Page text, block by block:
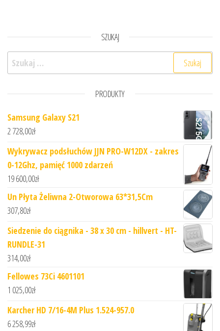
SZUKAJ
Szukaj:
PRODUKTY
Samsung Galaxy S21
2 728,00zł
Wykrywacz podsłuchów JJN PRO-W12DX - zakres
0-12Ghz, pamięć 1000 zdarzeń
19 600,00zł
Un Płyta Żeliwna 2-Otworowa 63*31,5Cm
307,80zł
Siedzenie do ciągnika - 38 x 30 cm - hillvert - HT-
RUNDLE-31
314,00zł
Fellowes 73Ci 4601101
1 025,00zł
Karcher HD 7/16-4M Plus 1.524-957.0
6 258,99zł